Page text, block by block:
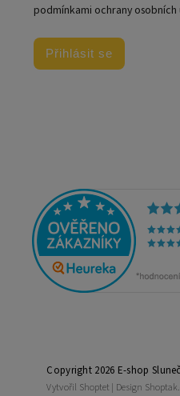
podmínkami ochrany osobních
Přihlásit se
Copyright 2026 E-shop
Vytvořil Shoptet | Design